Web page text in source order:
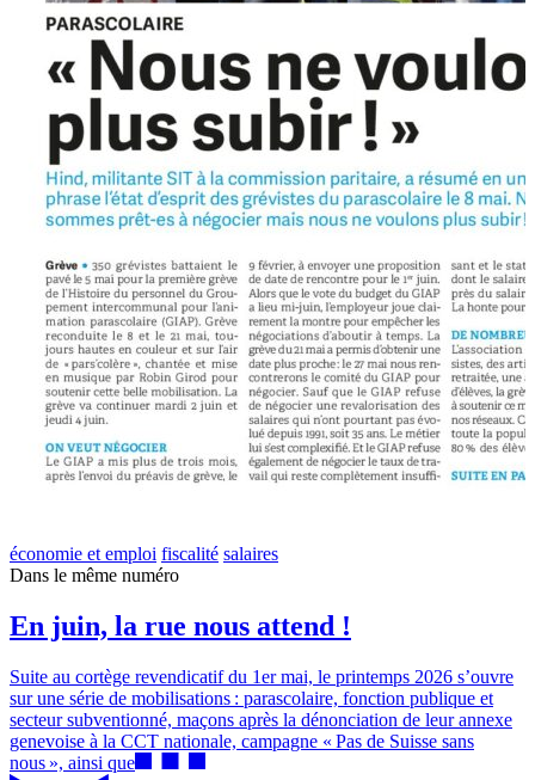
économie et emploi fiscalité salaires
Dans le même numéro
En juin, la rue nous attend !
Suite au cortège revendicatif du 1er mai, le printemps 2026 s’ouvre
sur une série de mobilisations : parascolaire, fonction publique et
secteur subventionné, maçons après la dénonciation de leur annexe
genevoise à la CCT nationale, campagne « Pas de Suisse sans
nous », ainsi que